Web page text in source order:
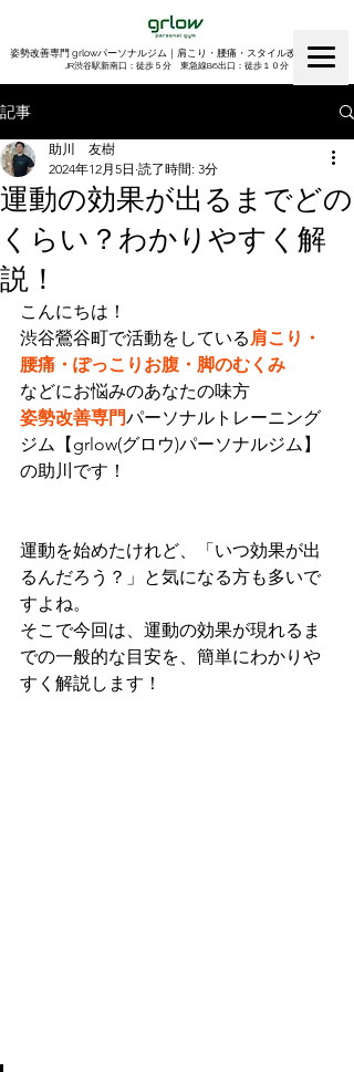
姿勢改善専門 grlowパーソナルジム｜肩こり・腰痛・スタイル改善｜渋谷
​JR渋谷駅新南口：徒歩５分 東急線B6出口：徒歩１０分
記事
運動の効果が出るまでどの
くらい？わかりやすく解
説！
助川 友樹
2024年12月5日 読了時間: 3分
こんにちは！
渋谷鶯谷町で活動をしている肩こり・
腰痛・ぽっこりお腹・脚のむくみ
などにお悩みのあなたの味方
姿勢改善専門パーソナルトレーニング
ジム【grlow(グロウ)パーソナルジム】
の助川です！
運動を始めたけれど、「いつ効果が出
るんだろう？」と気になる方も多いで
すよね。
そこで今回は、運動の効果が現れるま
での一般的な目安を、簡単にわかりや
すく解説します！